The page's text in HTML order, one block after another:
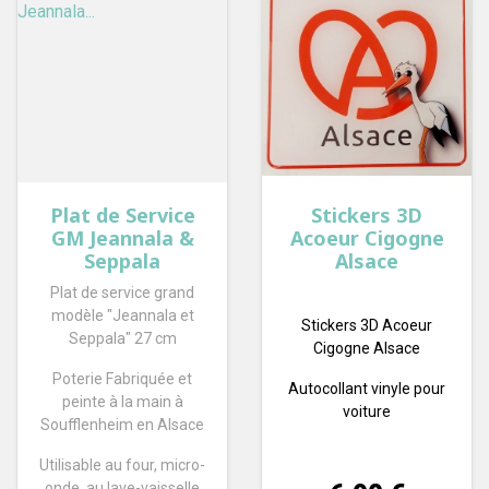
Plat de Service
GM Jeannala &
Seppala
Plat de service grand
modèle "Jeannala et
Seppala" 27 cm
Poterie Fabriquée et
peinte à la main à
Soufflenheim en Alsace
Utilisable au four, micro-
Stickers 3D
Acoeur Cigogne
Alsace
Stickers 3D Acoeur
Cigogne Alsace
Autocollant vinyle pour
voiture